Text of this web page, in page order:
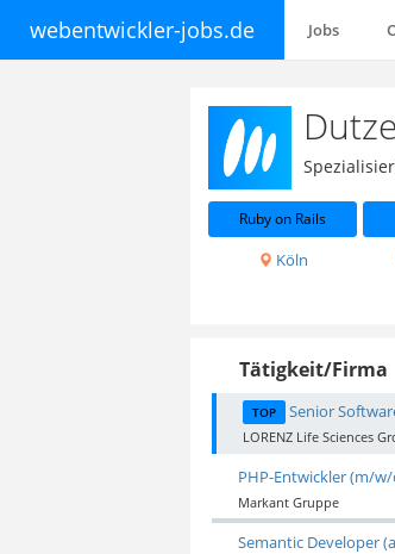
webentwickler-jobs.de Jobs
Ruby on Rails
Köln
Tätigkeit/Firma
TOP Senior
LORENZ Life Sciences
PHP-Entwickler (m/
Markant Gruppe
Semantic Developer